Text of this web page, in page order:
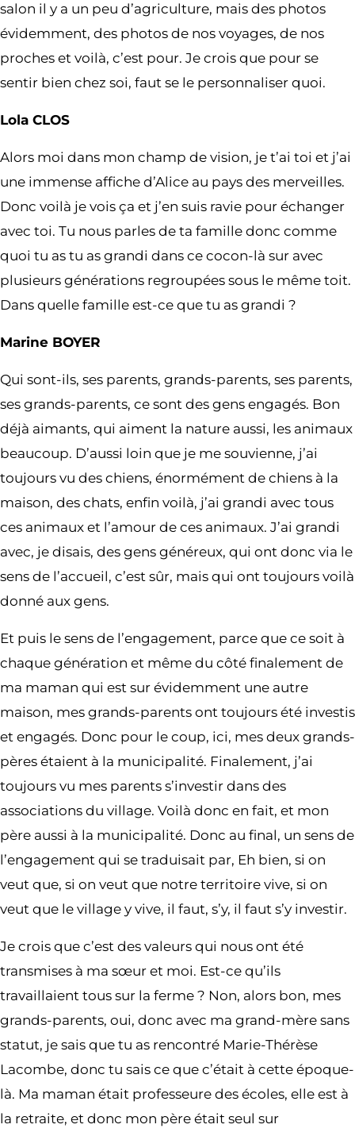
salon il y a un peu d’agriculture, mais des photos
évidemment, des photos de nos voyages, de nos
proches et voilà, c’est pour. Je crois que pour se
sentir bien chez soi, faut se le personnaliser quoi.
Lola CLOS
Alors moi dans mon champ de vision, je t’ai toi et j’ai
une immense affiche d’Alice au pays des merveilles.
Donc voilà je vois ça et j’en suis ravie pour échanger
avec toi. Tu nous parles de ta famille donc comme
quoi tu as tu as grandi dans ce cocon-là sur avec
plusieurs générations regroupées sous le même toit.
Dans quelle famille est-ce que tu as grandi ?
Marine BOYER
Qui sont-ils, ses parents, grands-parents, ses parents,
ses grands-parents, ce sont des gens engagés. Bon
déjà aimants, qui aiment la nature aussi, les animaux
beaucoup. D’aussi loin que je me souvienne, j’ai
toujours vu des chiens, énormément de chiens à la
maison, des chats, enfin voilà, j’ai grandi avec tous
ces animaux et l’amour de ces animaux. J’ai grandi
avec, je disais, des gens généreux, qui ont donc via le
sens de l’accueil, c’est sûr, mais qui ont toujours voilà
donné aux gens.
Et puis le sens de l’engagement, parce que ce soit à
chaque génération et même du côté finalement de
ma maman qui est sur évidemment une autre
maison, mes grands-parents ont toujours été investis
et engagés. Donc pour le coup, ici, mes deux grands-
pères étaient à la municipalité. Finalement, j’ai
toujours vu mes parents s’investir dans des
associations du village. Voilà donc en fait, et mon
père aussi à la municipalité. Donc au final, un sens de
l’engagement qui se traduisait par, Eh bien, si on
veut que, si on veut que notre territoire vive, si on
veut que le village y vive, il faut, s’y, il faut s’y investir.
Je crois que c’est des valeurs qui nous ont été
transmises à ma sœur et moi. Est-ce qu’ils
travaillaient tous sur la ferme ? Non, alors bon, mes
grands-parents, oui, donc avec ma grand-mère sans
statut, je sais que tu as rencontré Marie-Thérèse
Lacombe, donc tu sais ce que c’était à cette époque-
là. Ma maman était professeure des écoles, elle est à
la retraite, et donc mon père était seul sur